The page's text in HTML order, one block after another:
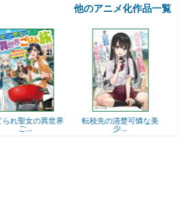
他のアニメ化作品一覧
転校先の清楚可憐な美
少...
鬼の花嫁